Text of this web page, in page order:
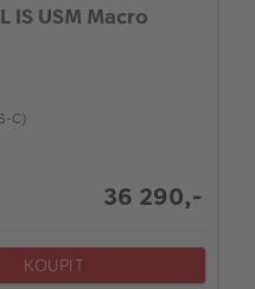
IS USM Macro
C)
36 290,-
KOUPIT